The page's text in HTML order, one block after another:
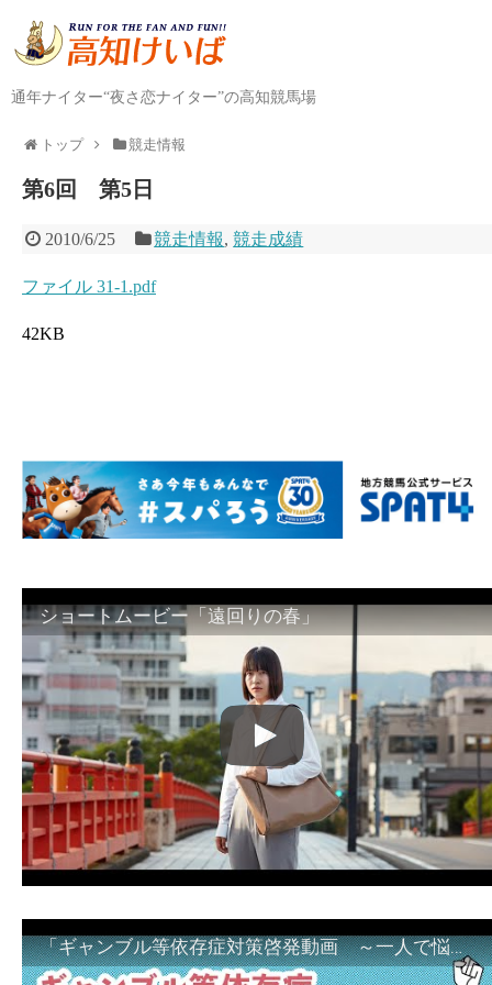
通年ナイター“夜さ恋ナイター”の高知競馬場
トップ 競走情報
第6回 第5日
2010/6/25 競走情報,競走成績
ファイル 31-1.pdf
42KB
ショートムービー「遠回りの春」
「ギャンブル等依存症対策啓発動画 ～一人で悩まず、家族で悩まず、まず！相談機関へ～」